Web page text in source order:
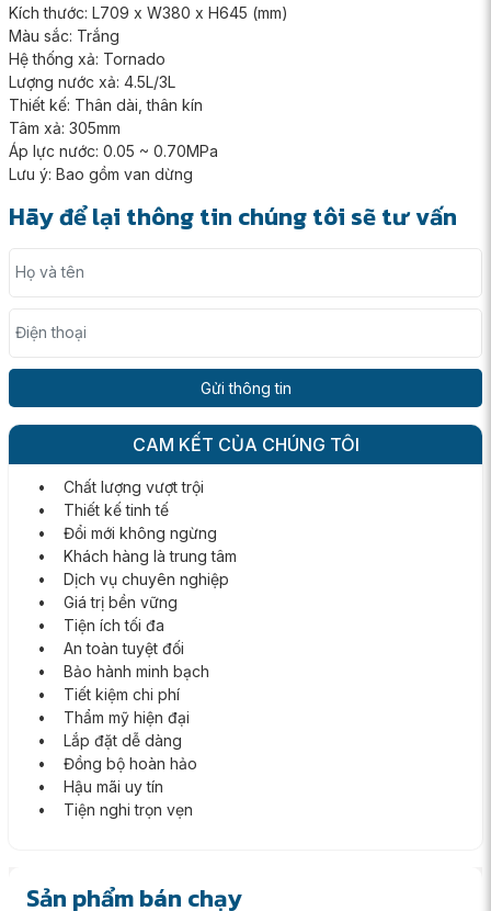
Kích thước: L709 x W380 x H645 (mm)
Màu sắc: Trắng
Hệ thống xả: Tornado
Lượng nước xả: 4.5L/3L
Thiết kế: Thân dài, thân kín
Tâm xả: 305mm
Áp lực nước: 0.05 ~ 0.70MPa
Lưu ý: Bao gồm van dừng
Hãy để lại thông tin chúng tôi sẽ tư vấn
Họ và tên
Điện thoại
CAM KẾT CỦA CHÚNG TÔI
• Chất lượng vượt trội
• Thiết kế tinh tế
• Đổi mới không ngừng
• Khách hàng là trung tâm
• Dịch vụ chuyên nghiệp
• Giá trị bền vững
• Tiện ích tối đa
• An toàn tuyệt đối
• Bảo hành minh bạch
• Tiết kiệm chi phí
• Thẩm mỹ hiện đại
• Lắp đặt dễ dàng
• Đồng bộ hoàn hảo
• Hậu mãi uy tín
• Tiện nghi trọn vẹn
Sản phẩm bán chạy